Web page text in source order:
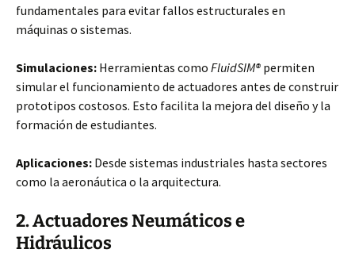
fundamentales para evitar fallos estructurales en
máquinas o sistemas.
Simulaciones: Herramientas como FluidSIM® permiten
simular el funcionamiento de actuadores antes de construir
prototipos costosos. Esto facilita la mejora del diseño y la
formación de estudiantes.
Aplicaciones: Desde sistemas industriales hasta sectores
como la aeronáutica o la arquitectura.
2. Actuadores Neumáticos e
Hidráulicos